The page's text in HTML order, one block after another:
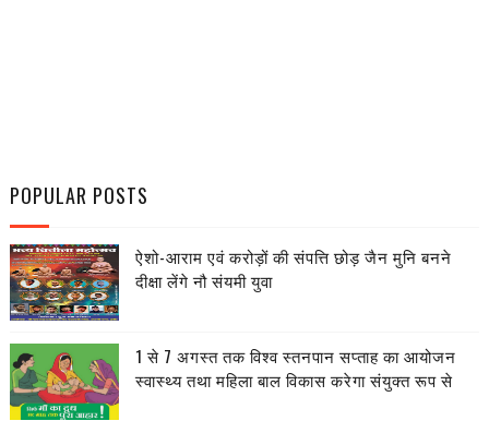
POPULAR POSTS
ऐशो-आराम एवं करोड़ों की संपत्ति छोड़ जैन मुनि बनने
दीक्षा लेंगे नौ संयमी युवा
1 से 7 अगस्त तक विश्व स्तनपान सप्ताह का आयोजन
स्वास्थ्य तथा महिला बाल विकास करेगा संयुक्त रूप से